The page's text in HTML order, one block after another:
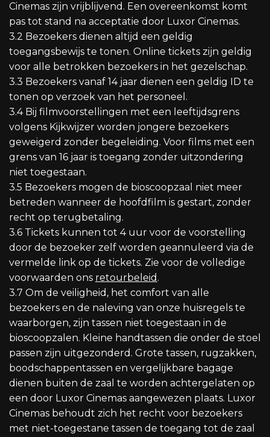
Cinemas zijn vrijblijvend. Een overeenkomst komt
pas tot stand na acceptatie door Luxor Cinemas.
3.2 Bezoekers dienen altijd een geldig
toegangsbewijs te tonen. Online tickets zijn geldig
voor alle betrokken bezoekers in het gezelschap.
3.3 Bezoekers vanaf 14 jaar dienen een geldig ID te
tonen op verzoek van het personeel.
3.4 Bij filmvoorstellingen met een leeftijdsgrens
volgens Kijkwijzer worden jongere bezoekers
geweigerd zonder begeleiding. Voor films met een
grens van 16 jaar is toegang zonder uitzondering
niet toegestaan.
3.5 Bezoekers mogen de bioscoopzaal niet meer
betreden wanneer de hoofdfilm is gestart, zonder
recht op terugbetaling.
3.6 Tickets kunnen tot 4 uur voor de voorstelling
door de bezoeker zelf worden geannuleerd via de
vermelde link op de tickets. Zie voor de volledige
voorwaarden ons retourbeleid .
3.7 Om de veiligheid, het comfort van alle
bezoekers en de naleving van onze huisregels te
waarborgen, zijn tassen niet toegestaan in de
bioscoopzalen. Kleine handtassen die onder de stoel
passen zijn uitgezonderd. Grote tassen, rugzakken,
boodschappentassen en vergelijkbare bagage
dienen buiten de zaal te worden achtergelaten op
een door Luxor Cinemas aangewezen plaats. Luxor
Cinemas behoudt zich het recht voor bezoekers
met niet-toegestane tassen de toegang tot de zaal